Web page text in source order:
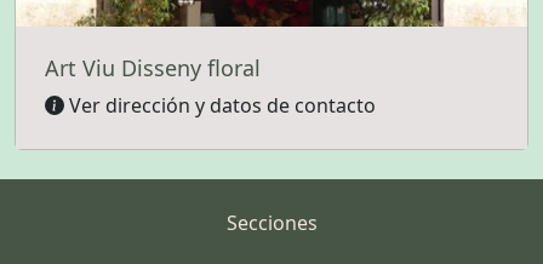
Art Viu Disseny floral
Ver dirección y datos de contacto
Secciones